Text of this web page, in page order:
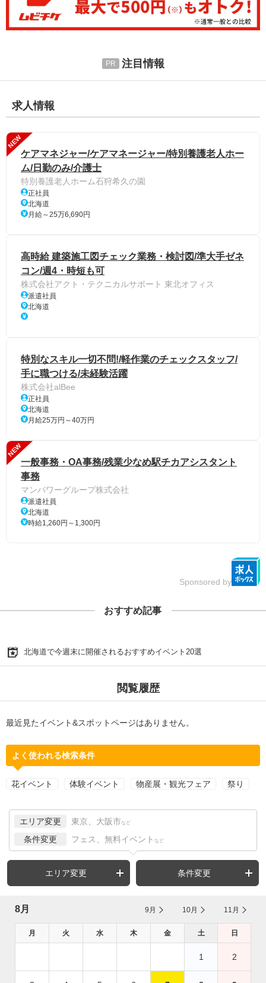
注目情報
求人情報
NEW
ケアマネジャー/ケアマネージャー/特別養護老人ホー
ム/日勤のみ/介護士
特別養護老人ホーム石狩希久の園
正社員
北海道
月給～25万6,690円
高時給 建築施工図チェック業務・検討図/準大手ゼネ
コン/週4・時短も可
株式会社アクト・テクニカルサポート 東北オフィス
派遣社員
北海道
特別なスキル一切不問!/軽作業のチェックスタッフ/
手に職つける/未経験活躍
株式会社alBee
正社員
北海道
月給25万円～40万円
NEW
一般事務・OA事務/残業少なめ駅チカアシスタント
事務
マンパワーグループ株式会社
派遣社員
北海道
時給1,260円～1,300円
Sponsored by
おすすめ記事
北海道で今週末に開催されるおすすめイベント20選
閲覧履歴
最近見たイベント&スポットページはありません。
よく使われる検索条件
花イベント 体験イベント 物産展・観光フェア 祭り
エリア変更 東京、大阪市 など
条件変更 フェス、無料イベント など
エリア変更 条件変更
8月 9月 10月 11月
月 火 水 木 金 土 日
1 2